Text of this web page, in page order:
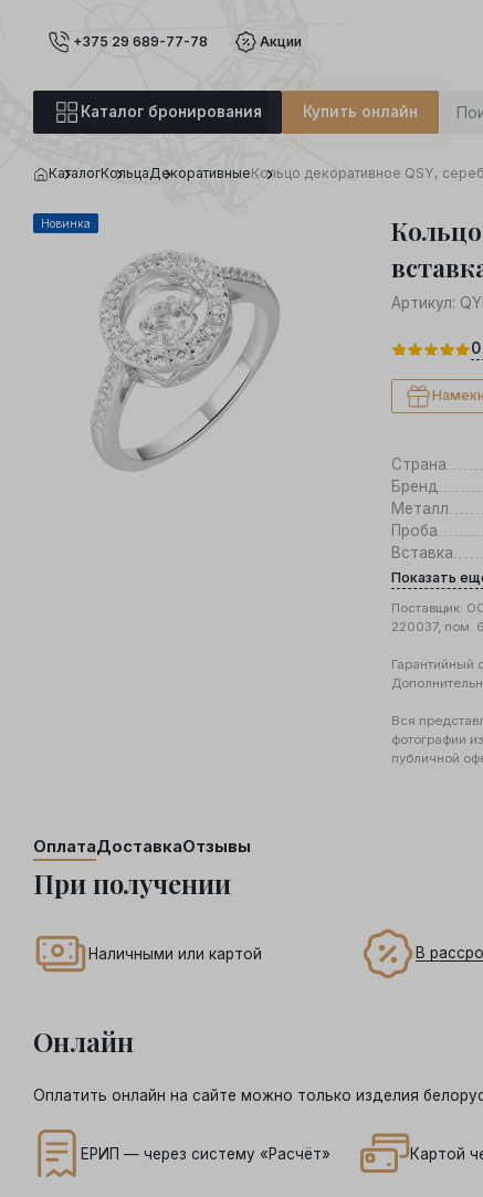
+375 29 689-77-78 Акции
Каталог бронирования Купить онлайн
КаталогКольцаДекоративныеКольцо декоративное QSY,
Новинка
Кольцо
Артикул:
0
Страна
Бренд
Металл
Проба
Вставка
Показать
Поставщик:
220037, пом.
Гарантийный
Вся
фотографии
публичной
Оплата
При получении
Наличными или картой В
Онлайн
Оплатить онлайн на сайте можно только изделия
ЕРИП — через систему «Расчёт» Картой
ДоставкаОтзывы